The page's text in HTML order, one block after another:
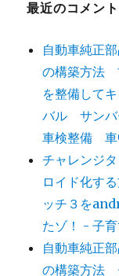
最近のコメント
自動車純正
の構築方法
を整備して
バル サン
車検整備 車
チャレンジ
ロイド化す
ッチ３を
たゾ！ - 子
自動車純正
の構築方法